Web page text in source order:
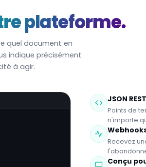
plateforme.
quel document en
indique précisément
à agir.
JSON
Points de
n'importe
Recevez
Conçu